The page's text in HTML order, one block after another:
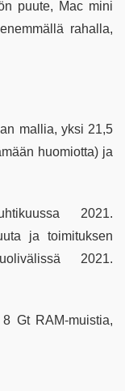
puute, Mac mini
rahalla,
mallia, yksi 21,5
huomiotta) ja
2021.
ja toimituksen
2021.
Gt RAM-muistia,